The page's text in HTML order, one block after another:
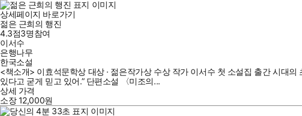
상세페이지 바로가기
젊은 근희의 행진
4.3점3명참여
이서수
은행나무
한국소설
<책소개> 이효석문학상 대상 · 젊은작가상 수상 작가 이서수 첫 소설집 출간 시대
있다고 굳게 믿고 있어.” 단편소설 〈미조의...
상세 가격
소장12,000원